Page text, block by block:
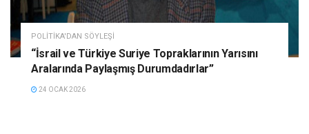
POLITIKA'DAN SÖYLEŞI
“İsrail ve Türkiye Suriye Topraklarının Yarısını
Aralarında Paylaşmış Durumdadırlar”
24 OCAK 2026